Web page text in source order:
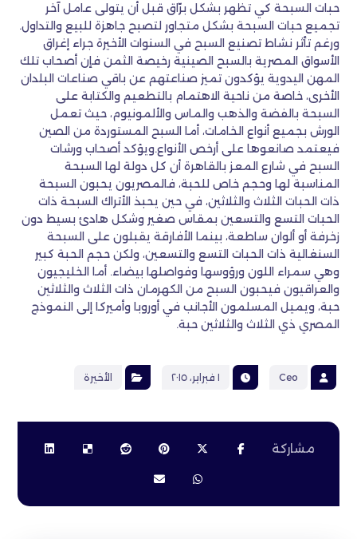
حبات السبحة كي تظهر بشكل برّاق قبل أن يتولى عامل آخر
تجميع حبات السبحة بشكل متجاور لتصبح جاهزة للبيع والتداول.
ورغم تأثر نشاط تصنيع السبح في السنوات الأخيرة جراء إغراق
الأسواق المصرية بالسبح الصينية رخيصة الثمن فإن أصحاب تلك
المهن اليدوية يؤكدون تميز صناعتهم عن باقي صناعات البلدان
الأخرى، خاصة من ناحية الاهتمام بالتطعيم والكتابة على
السبحة بالفضة والذهب والماس والألمونيوم، حيث تعمل
الورش بجميع أنواع الخامات، أما السبح المستوردة من الصين
فيعتمد صانعوها على أرخص الأنواع.ويؤكد أصحاب ورشات
السبح في شارع المعز بالقاهرة أن كل دولة لها السبحة
المناسبة لها وحجم خاص للحبة، فالمصريون يحبون السبحة
ذات الحبات الثلاث والثلاثين، في حين يحبذ الأتراك السبحة ذات
الحبات التسع والتسعين بمقاس صغير وشكل هادئ بسيط دون
زخرفة أو ألوان ساطعة، بينما الأفارقة يقبلون على السبحة
السنغالية ذات الحبات التسع والتسعين، ولكن حجم الحبة كبير
وهي سمراء اللون ورؤوسها وفواصلها بيضاء. أما الخليجيون
والعراقيون فيحبون السبح من الكهرمان ذات الثلاث والثلاثين
حبة، ويميل المسلمون الأجانب في أوروبا وأميركا إلى النموذج
المصري ذي الثلاث والثلاثين حبة.
Ceo ١ فبراير، ٢٠١٥ الأخيرة